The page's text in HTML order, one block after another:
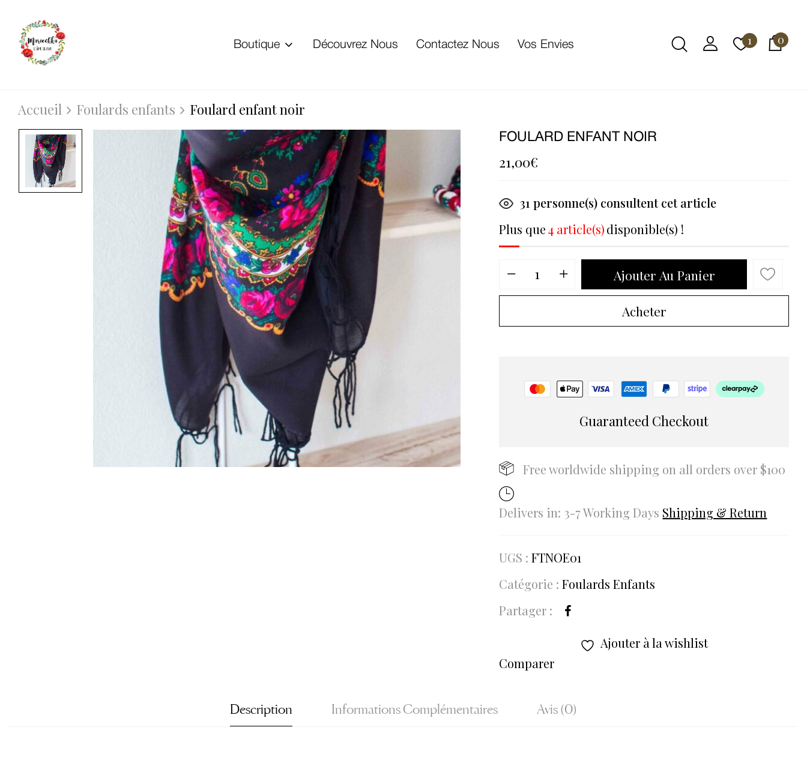
Boutique Découvrez Nous Contactez Nous Vos Envies 1 0
Accueil Foulards enfants Foulard enfant noir
FOULARD ENFANT NOIR
21,00€
31 personne(s) consultent cet article
Plus que4 article(s)disponible(s) !
Ajouter Au Panier
Acheter
Guaranteed Checkout
Free worldwide shipping on all orders over $100
Delivers in: 3-7 Working Days Shipping & Return
UGS :FTNOE01
Catégorie :Foulards Enfants
Partager :
Ajouter à la wishlist
Comparer
Description Informations Complémentaires Avis (0)